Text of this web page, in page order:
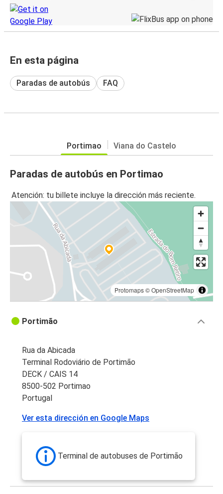
En esta página
Paradas de autobús FAQ
Portimao Viana do Castelo
Paradas de autobús en Portimao
Atención: tu billete incluye la dirección más reciente.
Protomaps©OpenStreetMap
Portimão
Rua da Abicada
Terminal Rodoviário de Portimão
DECK / CAIS 14
8500-502 Portimao
Portugal
Ver esta dirección en Google Maps
Terminal de autobuses de Portimão